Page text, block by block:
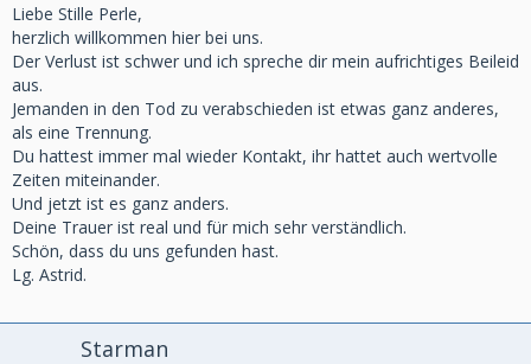
Liebe Stille Perle,
herzlich willkommen hier bei uns.
Der Verlust ist schwer und ich spreche dir mein aufrichtiges Beileid
aus.
Jemanden in den Tod zu verabschieden ist etwas ganz anderes,
als eine Trennung.
Du hattest immer mal wieder Kontakt, ihr hattet auch wertvolle
Zeiten miteinander.
Und jetzt ist es ganz anders.
Deine Trauer ist real und für mich sehr verständlich.
Schön, dass du uns gefunden hast.
Lg. Astrid.
Starman